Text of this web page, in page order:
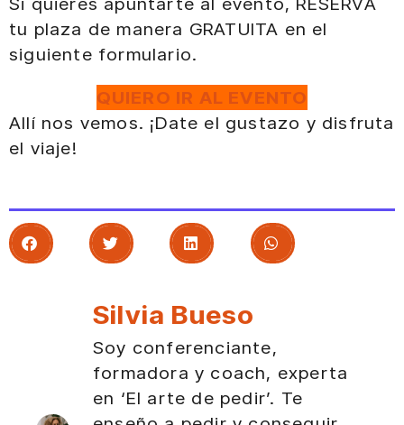
tu plaza de manera GRATUITA en el
siguiente formulario.
QUIERO IR AL EVENTO
Allí nos vemos. ¡Date el gustazo y disfruta
el viaje!
Silvia Bueso
Soy conferenciante,
formadora y coach, experta
en ‘El arte de pedir’. Te